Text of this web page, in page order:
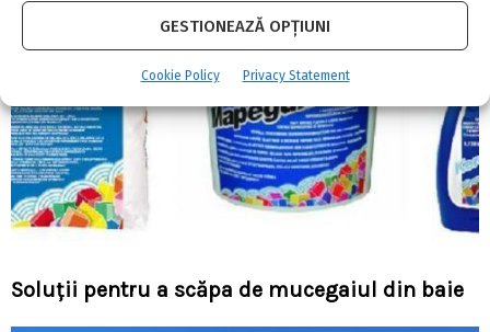
GESTIONEAZĂ OPȚIUNI
Cookie Policy Privacy Statement
Soluţii pentru a scăpa de mucegaiul din baie